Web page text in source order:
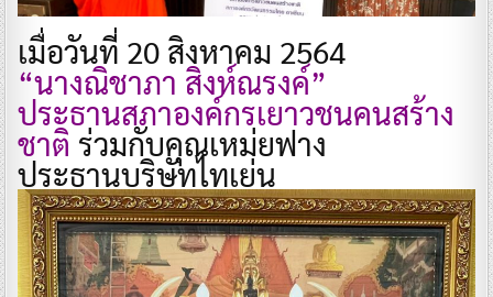
เมื่อวันที่ 20 สิงหาคม 2564
“นางณิชาภา สิงห์ณรงค์”
ประธานสภาองค์กรเยาวชนคนสร้าง
ชาติ ร่วมกับคุณเหม่ยฟาง
ประธานบริษัทไทเย่น